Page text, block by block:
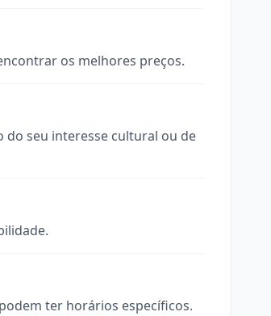
os melhores preços.
do seu interesse cultural ou de
ter horários específicos.